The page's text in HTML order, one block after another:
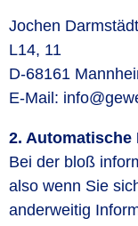
Jochen
L14, 11
D-68161
E-Mail:
2. Automatische
Bei der bloß
also wenn Sie
anderweitig